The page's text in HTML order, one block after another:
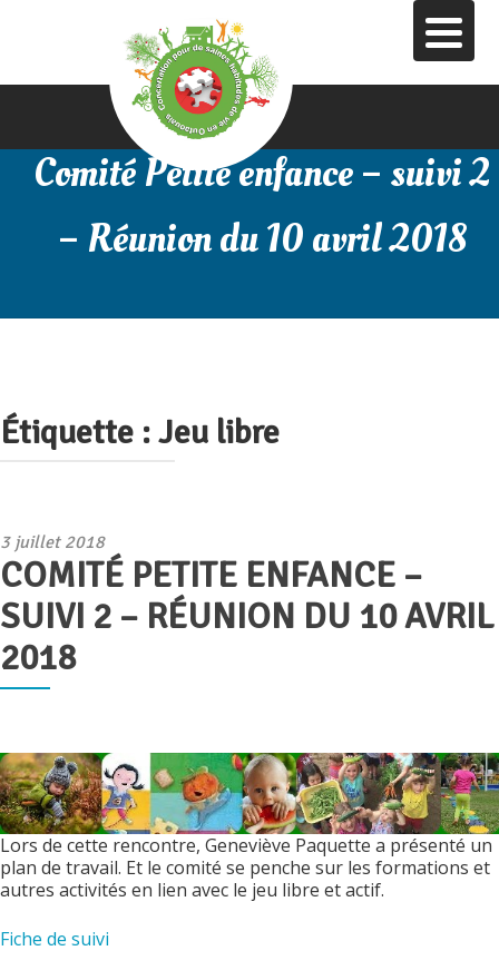
Comité Petite enfance – suivi 2
– Réunion du 10 avril 2018
Étiquette :Jeu libre
Publié
le
3 juillet 2018
COMITÉ PETITE ENFANCE –
SUIVI 2 – RÉUNION DU 10 AVRIL
2018
Lors de cette rencontre, Geneviève Paquette a présenté un
plan de travail. Et le comité se penche sur les formations et
autres activités en lien avec le jeu libre et actif.
Fiche de suivi